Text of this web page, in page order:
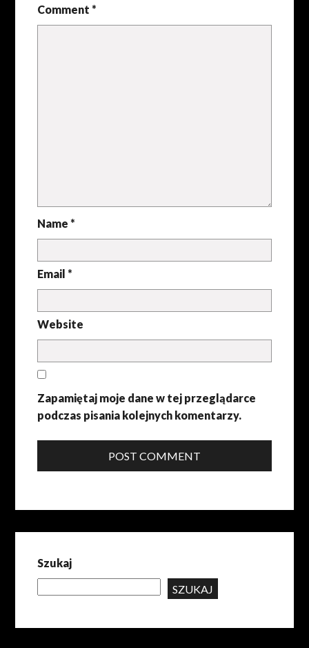
Comment *
Name *
Email *
Website
Zapamiętaj moje dane w tej przeglądarce
podczas pisania kolejnych komentarzy.
POST COMMENT
Szukaj
SZUKAJ